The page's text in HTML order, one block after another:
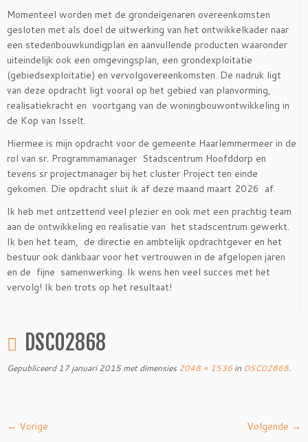
Momenteel worden met de grondeigenaren overeenkomsten
gesloten met als doel de uitwerking van het ontwikkelkader naar
een stedenbouwkundigplan en aanvullende producten waaronder
uiteindelijk ook een omgevingsplan, een grondexploitatie
(gebiedsexploitatie) en vervolgovereenkomsten. De nadruk ligt
van deze opdracht ligt vooral op het gebied van planvorming,
realisatiekracht en voortgang van de woningbouwontwikkeling in
de Kop van Isselt.
Hiermee is mijn opdracht voor de gemeente Haarlemmermeer in de
rol van sr. Programmamanager Stadscentrum Hoofddorp en
tevens sr projectmanager bij het cluster Project ten einde
gekomen. Die opdracht sluit ik af deze maand maart 2026 af.
Ik heb met ontzettend veel plezier en ook met een prachtig team
aan de ontwikkeling en realisatie van het stadscentrum gewerkt.
Ik ben het team, de directie en ambtelijk opdrachtgever en het
bestuur ook dankbaar voor het vertrouwen in de afgelopen jaren
en de fijne samenwerking. Ik wens hen veel succes met het
vervolg! Ik ben trots op het resultaat!
DSC02868
Gepubliceerd 17 januari 2015met dimensies 2048 × 1536 in DSC02868.
← Vorige Volgende →